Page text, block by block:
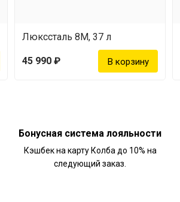
Люкссталь 8М, 37 л
45 990 ₽
Бонусная система лояльности
Кэшбек на карту Колба до 10% на
следующий заказ.